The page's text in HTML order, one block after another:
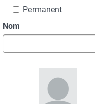
Permanent
Nom